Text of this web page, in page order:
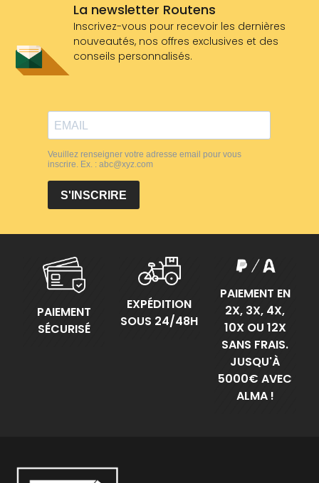
La newsletter Routens
Inscrivez-vous pour recevoir les dernières
nouveautés, nos offres exclusives et des
conseils personnalisés.
PAIEMENT
SÉCURISÉ
EXPÉDITION
SOUS 24/48H
PAIEMENT EN
2X, 3X, 4X,
10X OU 12X
SANS FRAIS.
JUSQU'À
5000€ AVEC
ALMA !